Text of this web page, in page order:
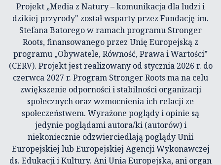
Projekt „Media z Natury – komunikacja dla ludzi i
dzikiej przyrody" został wsparty przez Fundację im.
Stefana Batorego w ramach programu Stronger
Roots, finansowanego przez Unię Europejską z
programu „Obywatele, Równość, Prawa i Wartości”
(CERV). Projekt jest realizowany od stycznia 2026 r. do
czerwca 2027 r. Program Stronger Roots ma na celu
zwiększenie odporności i stabilności organizacji
społecznych oraz wzmocnienia ich relacji ze
społeczeństwem. Wyrażone poglądy i opinie są
jedynie poglądami autora/ki (autorów) i
niekoniecznie odzwierciedlają poglądy Unii
Europejskiej lub Europejskiej Agencji Wykonawczej
ds. Edukacji i Kultury. Ani Unia Europejska, ani organ